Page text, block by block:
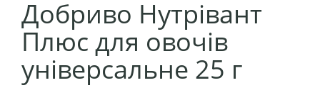
Добриво Нутрівант
Плюс для овочів
універсальне 25 г